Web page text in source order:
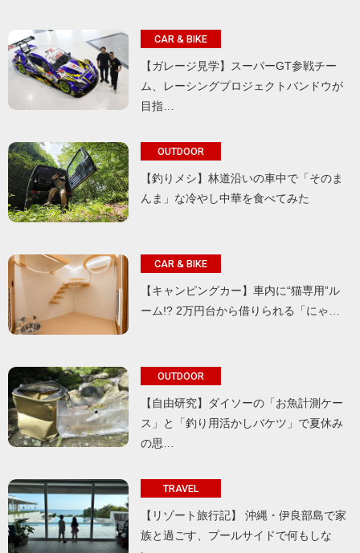
CAR & BIKE
【ガレージ見学】スーパーGT参戦チー
ム、レーシングプロジェクトバンドウが
目指…
OUTDOOR
【釣りメシ】林道沿いの車中で「そのま
んま」な冷やし中華を食べてみた
CAR & BIKE
【キャンピングカー】車内に“猫専用”ル
ーム!? 2万円台から借りられる「にゃ…
OUTDOOR
【自由研究】ダイソーの「お魚計測ケー
ス」と「釣り用活かしバケツ」で夏休み
の思…
TRAVEL
【リゾート旅行記】 沖縄・伊良部島で家
族と過ごす、プールサイドで何もしな